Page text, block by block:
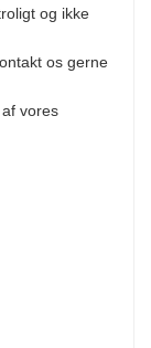
og ikke
os gerne
vores